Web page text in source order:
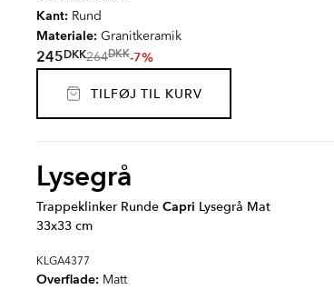
Kant: Rund
Materiale: Granitkeramik
245DKK264DKK-7%
TILFØJ TIL KURV
Lysegrå
Trappeklinker Runde Capri Lysegrå Mat
33x33 cm
KLGA4377
Overflade: Matt